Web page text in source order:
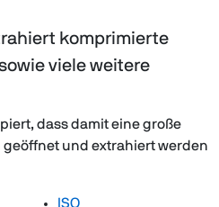
komprimierte
viele weitere
dass damit eine große
und extrahiert werden
ISO